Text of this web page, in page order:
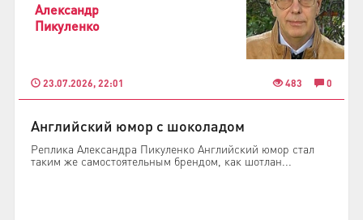
Александр
Пикуленко
23.07.2026, 22:01 483 0
Английский юмор с шоколадом
Реплика Александра Пикуленко Английский юмор стал
таким же самостоятельным брендом, как шотлан...